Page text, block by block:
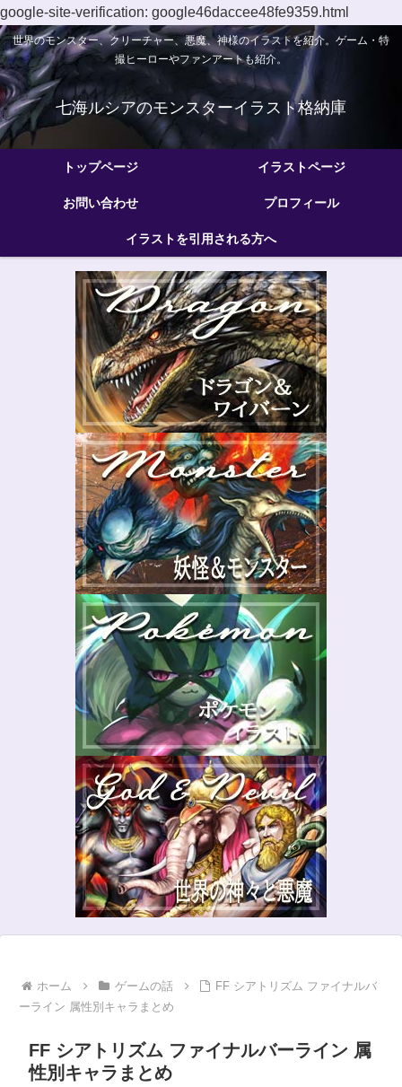
google-site-verification: google46daccee48fe9359.html
世界のモンスター、クリーチャー、悪魔、神様のイラストを紹介。ゲーム・特
撮ヒーローやファンアートも紹介。
七海ルシアのモンスターイラスト格納庫
トップページ イラストページ
お問い合わせ プロフィール
イラストを引用される方へ
ホーム ゲームの話
FF シアトリズム ファイナルバ
ーライン 属性別キャラまとめ
FF シアトリズム ファイナルバーライン 属
性別キャラまとめ